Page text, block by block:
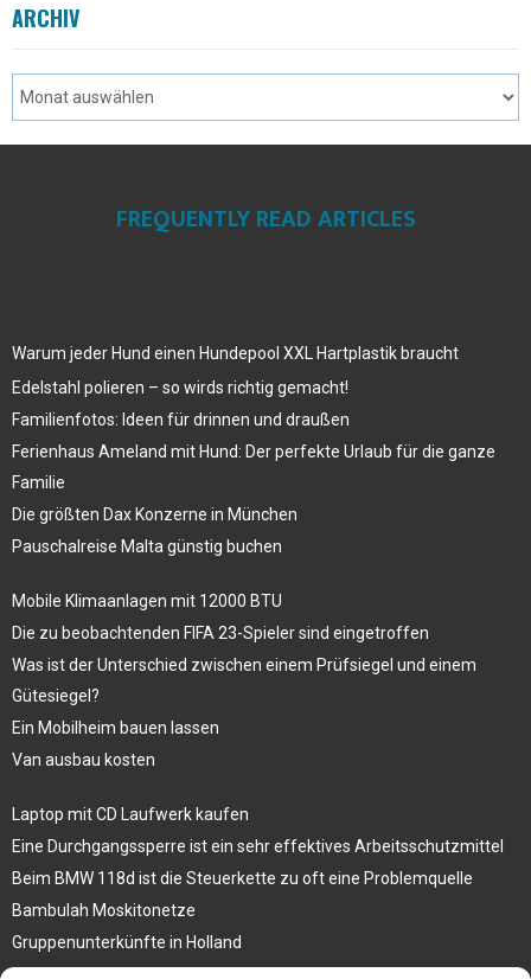
ARCHIV
FREQUENTLY READ ARTICLES
Warum jeder Hund einen Hundepool XXL Hartplastik braucht
Edelstahl polieren – so wirds richtig gemacht!
Familienfotos: Ideen für drinnen und draußen
Ferienhaus Ameland mit Hund: Der perfekte Urlaub für die ganze
Familie
Die größten Dax Konzerne in München
Pauschalreise Malta günstig buchen
Mobile Klimaanlagen mit 12000 BTU
Die zu beobachtenden FIFA 23-Spieler sind eingetroffen
Was ist der Unterschied zwischen einem Prüfsiegel und einem
Gütesiegel?
Ein Mobilheim bauen lassen
Van ausbau kosten
Laptop mit CD Laufwerk kaufen
Eine Durchgangssperre ist ein sehr effektives Arbeitsschutzmittel
Beim BMW 118d ist die Steuerkette zu oft eine Problemquelle
Bambulah Moskitonetze
Gruppenunterkünfte in Holland